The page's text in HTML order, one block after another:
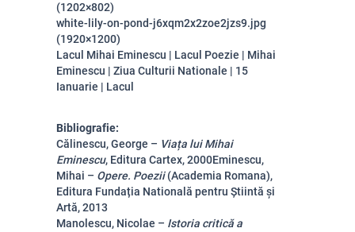
(1202×802)
white-lily-on-pond-j6xqm2x2zoe2jzs9.jpg
(1920×1200)
Lacul Mihai Eminescu | Lacul Poezie | Mihai
Eminescu | Ziua Culturii Nationale | 15
Ianuarie | Lacul
Bibliografie:
Călinescu, George – Viața lui Mihai
Eminescu, Editura Cartex, 2000Eminescu,
Mihai – Opere. Poezii(Academia Romana),
Editura Fundația Natională pentru Știintă și
Artă, 2013
Manolescu, Nicolae – Istoria critică a